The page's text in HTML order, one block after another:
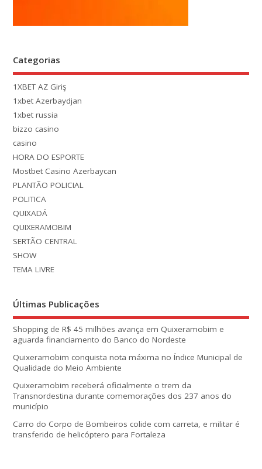
Categorias
1XBET AZ Giriş
1xbet Azerbaydjan
1xbet russia
bizzo casino
casino
HORA DO ESPORTE
Mostbet Casino Azerbaycan
PLANTÃO POLICIAL
POLITICA
QUIXADÁ
QUIXERAMOBIM
SERTÃO CENTRAL
SHOW
TEMA LIVRE
Últimas Publicações
Shopping de R$ 45 milhões avança em Quixeramobim e
aguarda financiamento do Banco do Nordeste
Quixeramobim conquista nota máxima no Índice Municipal de
Qualidade do Meio Ambiente
Quixeramobim receberá oficialmente o trem da
Transnordestina durante comemorações dos 237 anos do
município
Carro do Corpo de Bombeiros colide com carreta, e militar é
transferido de helicóptero para Fortaleza